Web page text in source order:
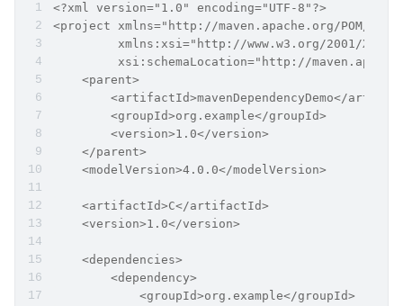
<?xml version="1.0" encoding="UTF-8"?>
<project xmlns="http://maven.apache.org/POM/
xmlns:xsi="http://www.w3.org/2001/
xsi:schemaLocation="http://
    <parent>
<artifactId>mavenDependencyDemo</
        <groupId>org.example</groupId>
        <version>1.0</version>
    </parent>
    <modelVersion>4.0.0</modelVersion>
    <artifactId>C</artifactId>
    <version>1.0</version>
    <dependencies>
        <dependency>
            <groupId>org.example</groupId>